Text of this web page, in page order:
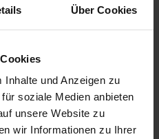
Über Cookies
und Anzeigen zu
soziale Medien anbieten
unsere Website zu
wir Informationen zu Ihrer
die Kontaktaufnahme
benötigen wir Ihre
und E-Mail-